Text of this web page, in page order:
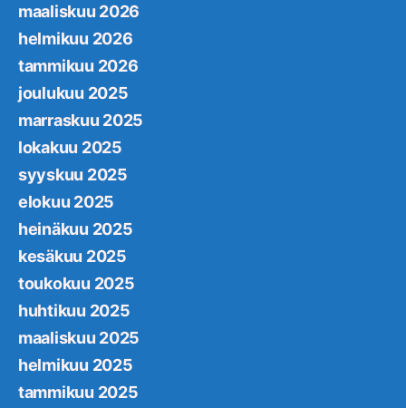
maaliskuu 2026
helmikuu 2026
tammikuu 2026
joulukuu 2025
marraskuu 2025
lokakuu 2025
syyskuu 2025
elokuu 2025
heinäkuu 2025
kesäkuu 2025
toukokuu 2025
huhtikuu 2025
maaliskuu 2025
helmikuu 2025
tammikuu 2025